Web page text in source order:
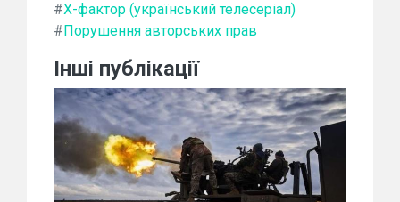
#Х-фактор (український телесеріал)
#Порушення авторських прав
Інші публікації